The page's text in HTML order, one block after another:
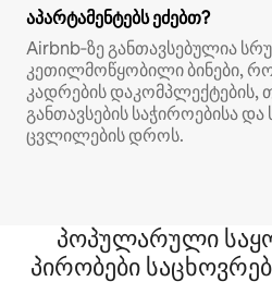
აპარტამენტებს ეძებთ?
Airbnb‑ზე განთავსებულია
კეთილმოწყობილი ბინები,
კადრების დაკომპლექტების,
განთავსების საჭიროებისა
ცვლილების დროს.
პოპულარული
პირობები